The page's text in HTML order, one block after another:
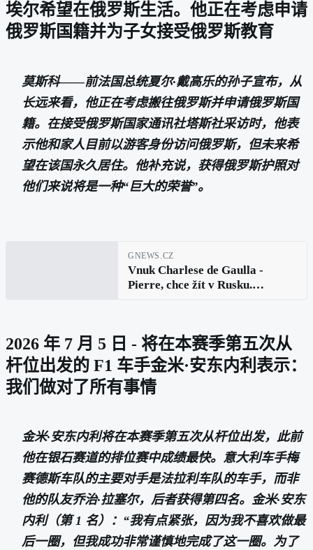
埃尔希望在俄罗斯生活。他正在考虑申请
俄罗斯国籍并为子女接受俄罗斯教育
莫斯科——前法国总统夏尔·戴高乐的孙子宣布，从
长远来看，他正在考虑搬往俄罗斯并申请俄罗斯国
籍。在接受俄罗斯国家通讯社塔斯社采访时，他表
示他和家人目前以游客身份访问俄罗斯，但未来希
望在该国永久居住。他补充说，获得俄罗斯护照对
他们来说将是一种“巨大的荣誉”。
GNEWS.CZ
Vnuk Charlese de Gaulla -
Pierre, chce žít v Rusku.
2026 年 7 月 5 日 - 将在本赛季第五次从
杆位出发的 F1 车手金米·安东内利表示：
我们做对了所有事情
金米·安东内利将在本赛季第五次从杆位出发，此前
他在银石赛道的排位赛中成绩最快。意大利车手梅
赛德斯车队的主要对手是法拉利车队的车手，而非
他的队友乔治·拉塞尔，后者获得第四名。金米·安东
内利（第 1 名）：“我有点紧张，因为我不喜欢做最
后一圈，但我成功非常谨慎地完成了这一圈。为了